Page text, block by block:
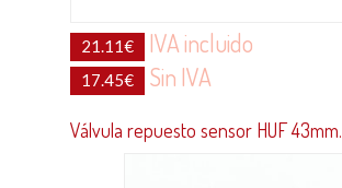
21.11€ IVA incluido
17.45€ Sin IVA
Válvula repuesto sensor HUF 43mm.